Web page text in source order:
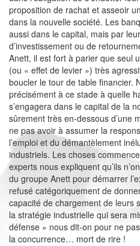
proposition de rachat et asseoir
dans la nouvelle société. Les
aussi dans le capital, mais par
d’investissement ou de
Anett, il est fort à parier que seul
(ou « effet de levier ») très
boucler le tour de table financier.
précisément à ce stade à quelle
s’engagera dans le capital de la
sûrement très en-dessous d’une
ne pas avoir à assumer la
l’emploi et du démantèlement
industriels. Les choses
experts nous expliquent qu’ils
du groupe Anett pour démarrer
refusé catégoriquement de
capacité de chargement de leurs
la stratégie industrielle qui sera
défense » nous dit-on pour ne
la concurrence… mort de rire !